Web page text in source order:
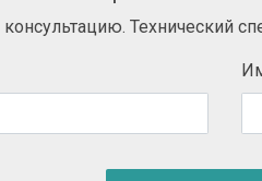
Технический